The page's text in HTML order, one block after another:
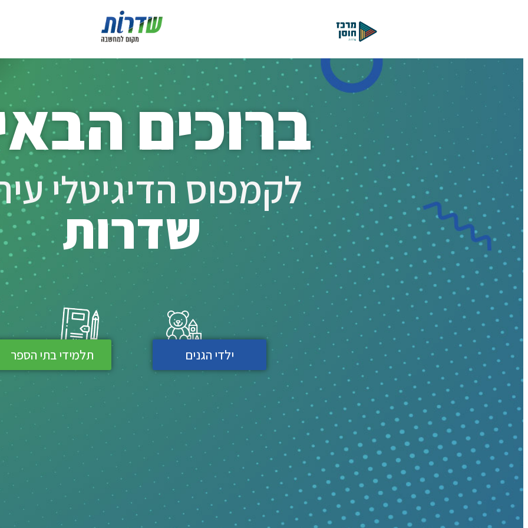
ברוכים
לקמפוס הדיגיטלי
שדרות
ילדי הגנים תלמידי בתי הספר